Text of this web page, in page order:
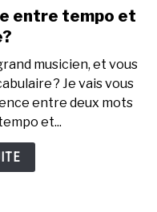
entre tempo et
musicien, et vous
? Je vais vous
entre deux mots
et...